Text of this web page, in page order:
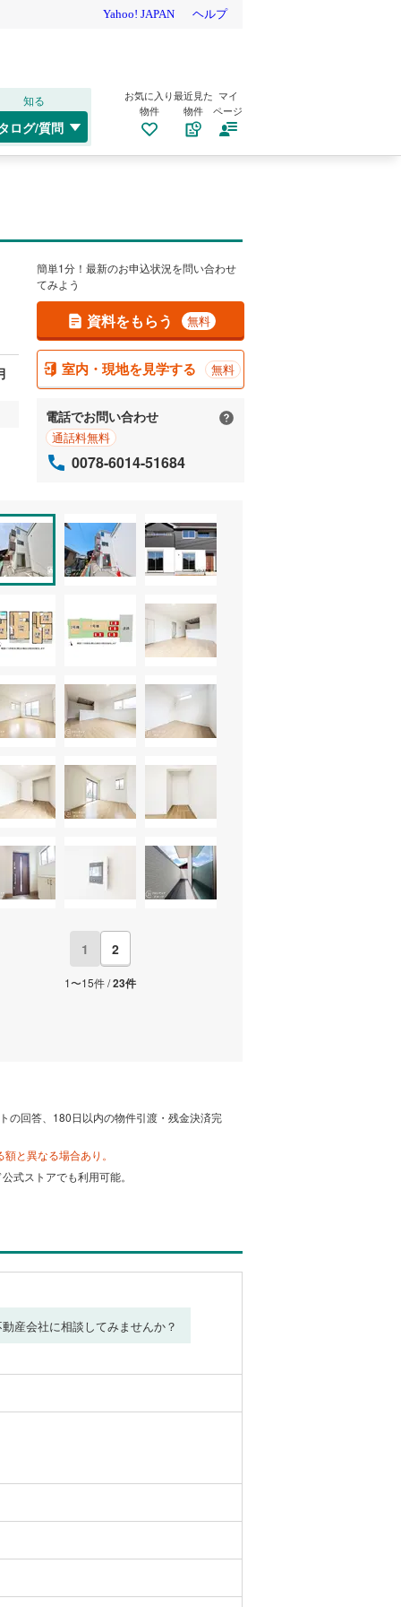
知る
ログ/質問
お気に入り
物件
最近見た
物件
マイ
ページ
簡単1分！最新のお申込状況を問い合わせ
てみよう
資料をもらう 無料
室内・現地を見学する 無料
電話でお問い合わせ
通話料無料
0078-6014-51684
1 2
1〜15件 /23件
の回答、180日以内の物件引渡・残金決済完
と異なる場合あり。
式ストアでも利用可能。
産会社に相談してみませんか？